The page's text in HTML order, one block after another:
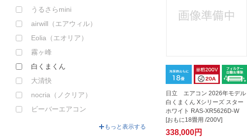
日立 エアコン 2026年モデル
白くまくん Xシリーズ スター
ホワイト RAS-XR5626D-W
[おもに18畳用 /200V]
338,000円
うるさらmini
airwill（エアウィル）
Eolia（エオリア）
霧ヶ峰
白くまくん
大清快
nocria（ノクリア）
ビーバーエアコン
もっと表示する